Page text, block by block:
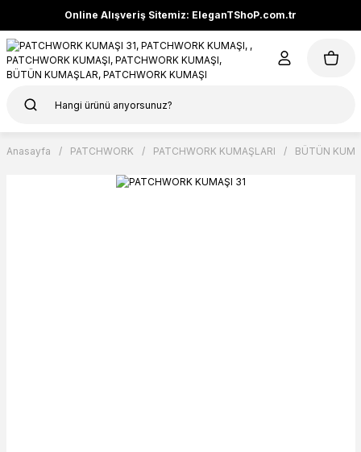
Online Alışveriş Sitemiz: EleganTShoP.com.tr
Anasayfa PATCHWORK PATCHWORK KUMAŞLARI BÜTÜN